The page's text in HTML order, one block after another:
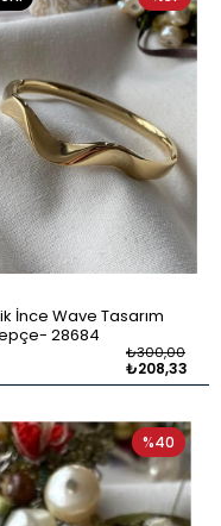
İnce Wave Tasarım
28684
₺208,33
₺300,00
%40